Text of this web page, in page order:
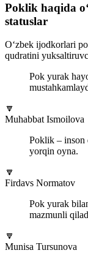
Poklik haqida
statuslar
O‘zbek ijodkorlari
qudratini
Pok yurak
🔽
Muhabbat Ismoilova
Poklik – inson
yorqin oyna.
🔽
Firdavs Normatov
Pok yurak
mazmunli
🔽
Munisa Tursunova